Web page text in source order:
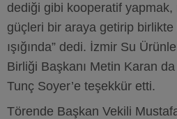
dediği gibi kooperatif
güçleri bir araya getirip
ışığında” dedi. İzmir Su
Birliği Başkanı Metin Karan
Tunç Soyer’e teşekkür etti.
Törende Başkan Vekili